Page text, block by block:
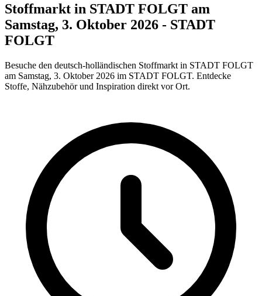
Stoffmarkt in STADT FOLGT am
Samstag, 3. Oktober 2026 - STADT
FOLGT
Besuche den deutsch-holländischen Stoffmarkt in STADT FOLGT
am Samstag, 3. Oktober 2026 im STADT FOLGT. Entdecke
Stoffe, Nähzubehör und Inspiration direkt vor Ort.